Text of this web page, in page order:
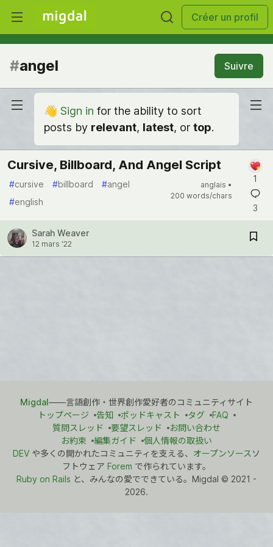
Créer un profil
#angel Suivre
👋 Sign in for the ability to sort
posts by relevant, latest, or top.
Cursive, Billboard, And Angel Script
#cursive #billboard #angel
#english
anglais •
200 words/chars
1
3
Sarah Weaver
12 mars '22
Migdal――言語創作・世界創作愛好者のコミュニティサイト
トップページ
告知 ポッドキャスト タグ
FAQ
質問スレッド
要望スレッド
お問い合わせ
お約束
編集ガイド
個人情報の取扱い
DEV や多くの開かれたコミュニティを支える、 オープンソース ソ
フトウェア Forem で作られています。
Ruby on Rails と、みんなの愛でできている。Migdal © 2021 -
2026.